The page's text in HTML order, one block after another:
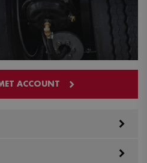
ACCOUNT